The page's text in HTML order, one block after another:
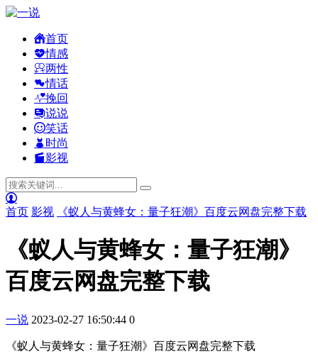
首页
情感
两性
情话
挽回
说说
笑话
时尚
影视
首页 影视 《蚁人与黄蜂女：量子狂潮》百度云网盘完整下载
《蚁人与黄蜂女：量子狂潮》
百度云网盘完整下载
一说 2023-02-27 16:50:44 0
《蚁人与黄蜂女：量子狂潮》百度云网盘完整下载